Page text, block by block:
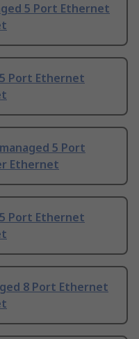
5 Port Ethernet
5 Port Ethernet
5 Port
Ethernet
5 Port Ethernet
8 Port Ethernet